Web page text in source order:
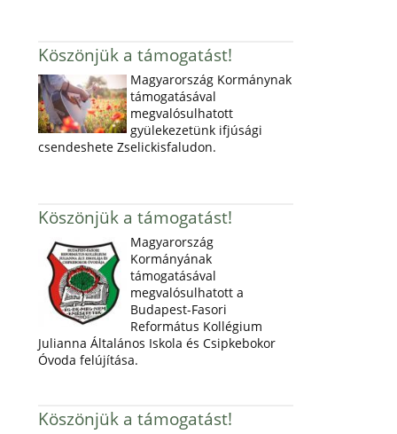
Köszönjük a támogatást!
Magyarország Kormánynak
támogatásával
megvalósulhatott
gyülekezetünk ifjúsági
csendeshete Zselickisfaludon.
Köszönjük a támogatást!
Magyarország
Kormányának
támogatásával
megvalósulhatott a
Budapest-Fasori
Református Kollégium
Julianna Általános Iskola és Csipkebokor
Óvoda felújítása.
Köszönjük a támogatást!